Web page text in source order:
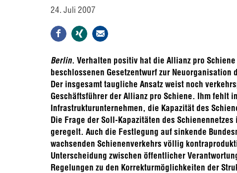
24. Juli 2007
Berlin. Verhalten positiv hat die Allianz pro
beschlossenen Gesetzentwurf zur Neuorganisation
Der insgesamt taugliche Ansatz weist noch
Geschäftsführer der Allianz pro Schiene. Ihm fehlt
Infrastrukturunternehmen, die Kapazität des
Die Frage der Soll-Kapazitäten des
geregelt. Auch die Festlegung auf sinkende
wachsenden Schienenverkehrs völlig
Unterscheidung zwischen öffentlicher
Regelungen zu den Korrekturmöglichkeiten der